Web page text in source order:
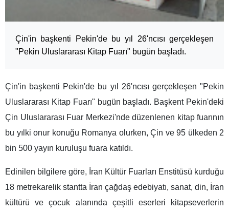
Çin'in başkenti Pekin'de bu yıl 26'ncısı gerçekleşen
"Pekin Uluslararası Kitap Fuarı" bugün başladı.
Çin'in başkenti Pekin'de bu yıl 26'ncısı gerçekleşen "Pekin
Uluslararası Kitap Fuarı" bugün başladı. Başkent Pekin'deki
Çin Uluslararası Fuar Merkezi'nde düzenlenen kitap fuarının
bu yılki onur konuğu Romanya olurken, Çin ve 95 ülkeden 2
bin 500 yayın kuruluşu fuara katıldı.
Edinilen bilgilere göre, İran Kültür Fuarları Enstitüsü kurduğu
18 metrekarelik stantta İran çağdaş edebiyatı, sanat, din, İran
kültürü ve çocuk alanında çeşitli eserleri kitapseverlerin